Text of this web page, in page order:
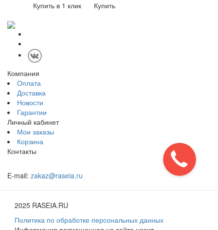
Купить в 1 клик
Купить
Компания
Оплата
Доставка
Новости
Гарантии
Личный кабинет
Мои заказы
Корзина
Контакты
E-mail: zakaz@raseia.ru
2025 RASEIA.RU
Политика по обработке персональных данных